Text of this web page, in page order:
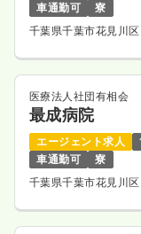
車通勤可
寮
千葉県千葉市花見川
医療法人社団有相会
最成病院
エージェント求人
車通勤可
寮
千葉県千葉市花見川